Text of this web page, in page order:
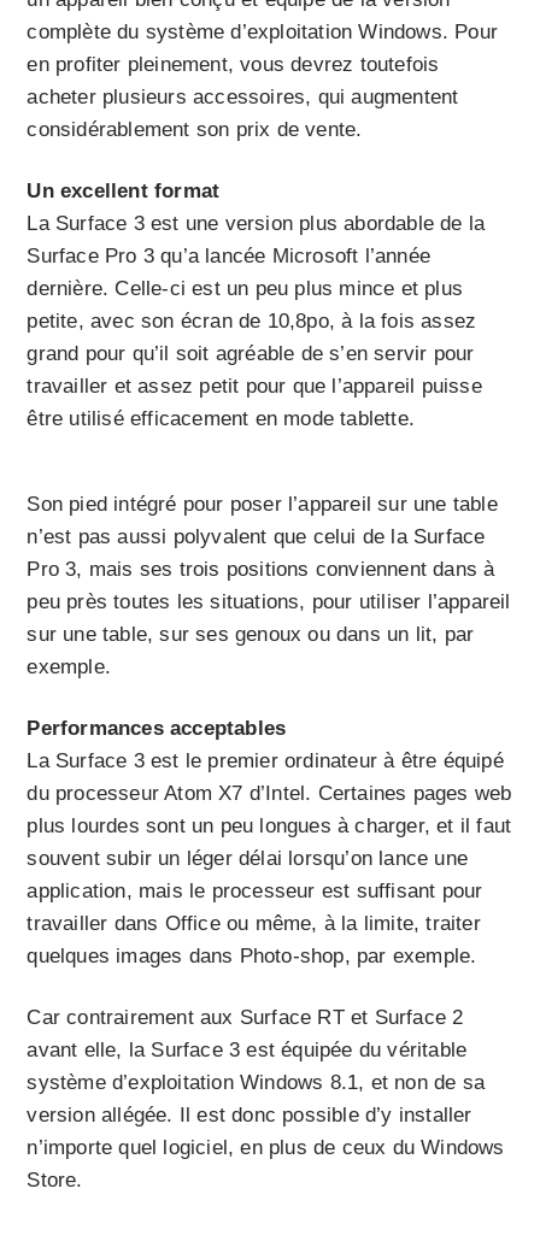
complète du système d’exploitation Windows. Pour
en profiter pleinement, vous devrez toutefois
acheter plusieurs accessoires, qui augmentent
considérablement son prix de vente.
Un excellent format
La Surface 3 est une version plus abordable de la
Surface Pro 3 qu’a lancée Microsoft l’année
dernière. Celle-ci est un peu plus mince et plus
petite, avec son écran de 10,8po, à la fois assez
grand pour qu’il soit agréable de s’en servir pour
travailler et assez petit pour que l’appareil puisse
être utilisé efficacement en mode tablette.
Son pied intégré pour poser l’appareil sur une table
n’est pas aussi polyvalent que celui de la Surface
Pro 3, mais ses trois positions conviennent dans à
peu près toutes les situations, pour utiliser l’appareil
sur une table, sur ses genoux ou dans un lit, par
exemple.
Performances acceptables
La Surface 3 est le premier ordinateur à être équipé
du processeur Atom X7 d’Intel. Certaines pages web
plus lourdes sont un peu longues à charger, et il faut
souvent subir un léger délai lorsqu’on lance une
application, mais le processeur est suffisant pour
travailler dans Office ou même, à la limite, traiter
quelques images dans Photo-shop, par exemple.
Car contrairement aux Surface RT et Surface 2
avant elle, la Surface 3 est équipée du véritable
système d’exploitation Windows 8.1, et non de sa
version allégée. Il est donc possible d’y installer
n’importe quel logiciel, en plus de ceux du Windows
Store.